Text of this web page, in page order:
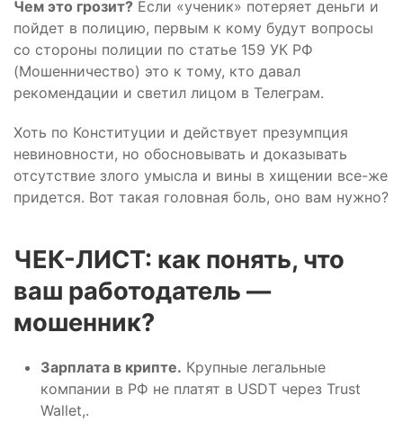
Чем это грозит? Если «ученик» потеряет деньги и
пойдет в полицию, первым к кому будут вопросы
со стороны полиции по статье 159 УК РФ
(Мошенничество) это к тому, кто давал
рекомендации и светил лицом в Телеграм.
Хоть по Конституции и действует презумпция
невиновности, но обосновывать и доказывать
отсутствие злого умысла и вины в хищении все-же
придется. Вот такая головная боль, оно вам нужно?
️ЧЕК-ЛИСТ: как понять, что
ваш работодатель —
мошенник?
Зарплата в крипте. Крупные легальные
компании в РФ не платят в USDT через Trust
Wallet,.